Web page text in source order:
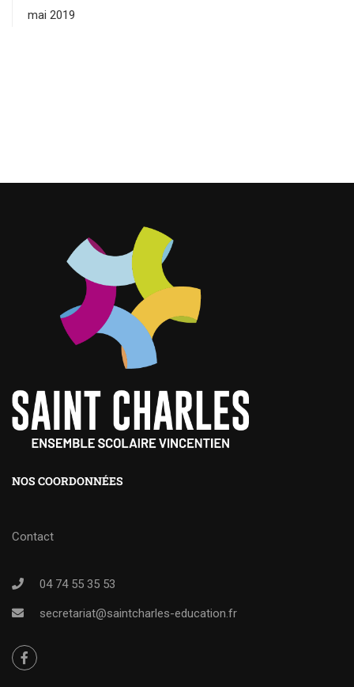
mai 2019
NOS COORDONNÉES
Contact
04 74 55 35 53
secretariat@saintcharles-education.fr